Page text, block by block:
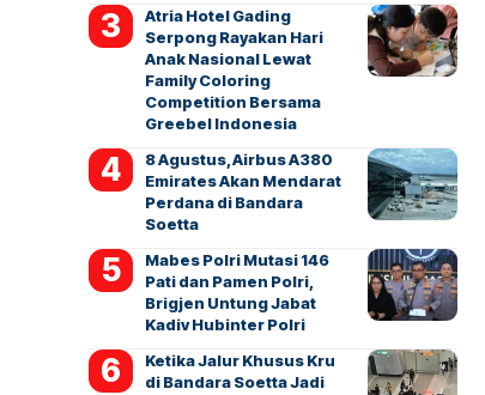
Atria Hotel Gading
Serpong Rayakan Hari
Anak Nasional Lewat
Family Coloring
Competition Bersama
Greebel Indonesia
8 Agustus, Airbus A380
Emirates Akan Mendarat
Perdana di Bandara
Soetta
Mabes Polri Mutasi 146
Pati dan Pamen Polri,
Brigjen Untung Jabat
Kadiv Hubinter Polri
Ketika Jalur Khusus Kru
di Bandara Soetta Jadi